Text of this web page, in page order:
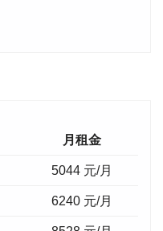
月租金
5044 元/月
6240 元/月